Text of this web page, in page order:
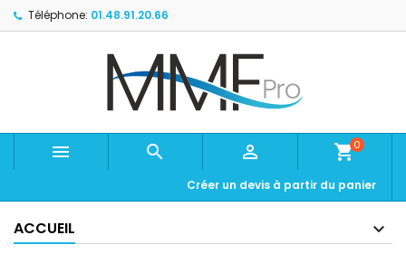
Téléphone: 01.48.91.20.66
   shopping_cart0
Créer un devis à partir du panier
ACCUEIL